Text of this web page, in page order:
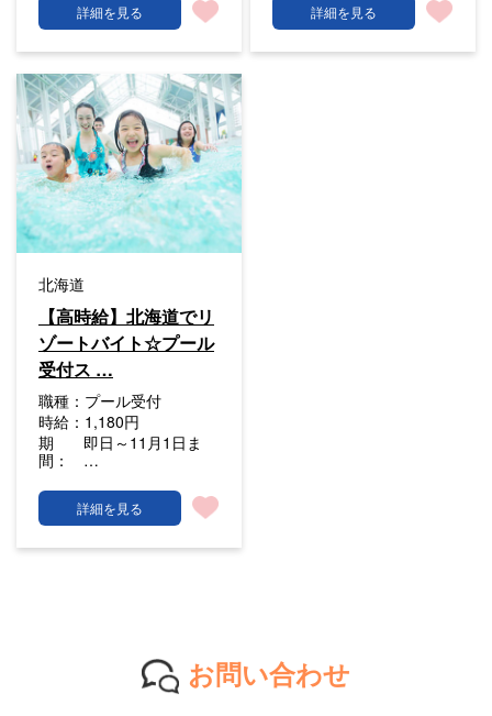
詳細を見る 詳細を見る
北海道
【高時給】北海道でリ
ゾートバイト☆プール
受付ス …
職種： プール受付
時給： 1,180円
期
間：
即日～11月1日ま
…
詳細を見る
お問い合わせ